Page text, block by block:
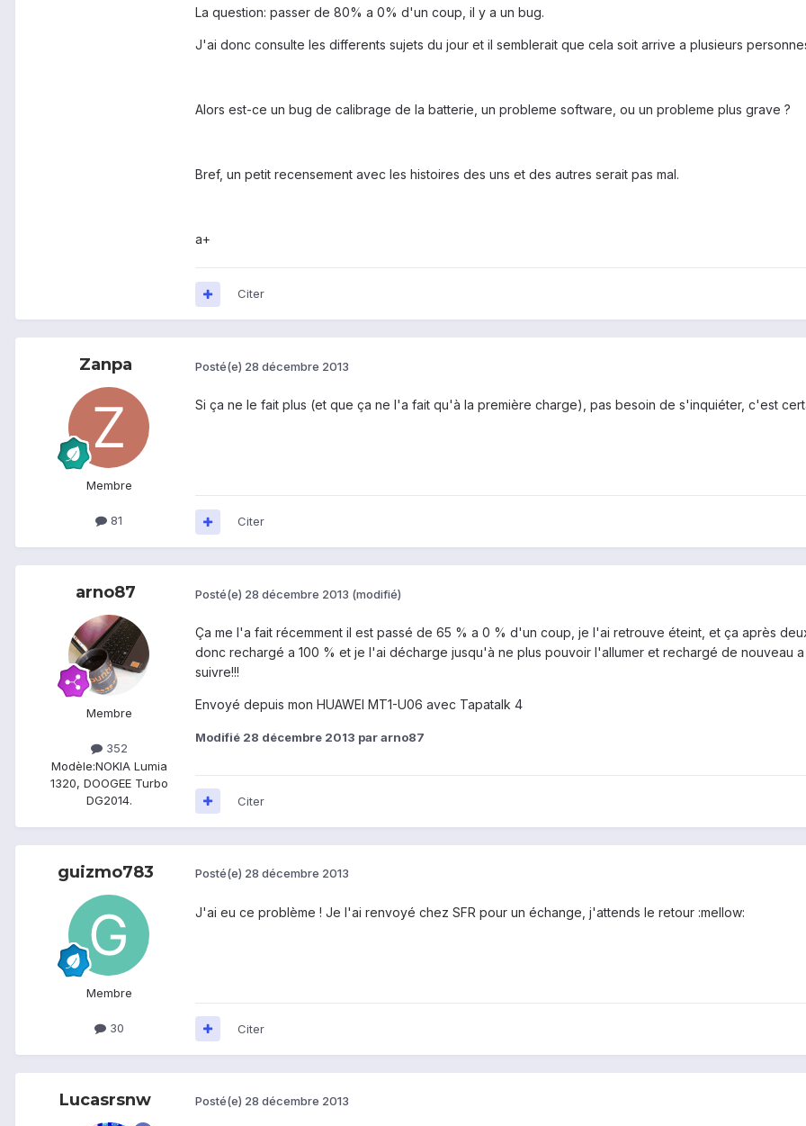
La question: passer de 80% a 0% d'un coup, il y a un bug.
J'ai donc consulte les differents sujets du jour et il semblerait que cela soit arrive a plusieurs
Alors est-ce un bug de calibrage de la batterie, un probleme software, ou un probleme plus grave ?
Bref, un petit recensement avec les histoires des uns et des autres serait pas mal.
a+
Citer
Zanpa
Membre
81
Posté(e) 28 décembre 2013
Si ça ne le fait plus (et que ça ne l'a fait qu'à la première charge), pas besoin de s'inquiéter, c'est
Citer
arno87
Membre
352
Modèle:NOKIA Lumia
1320, DOOGEE Turbo
DG2014.
Posté(e) 28 décembre 2013 (modifié)
Ça me l'a fait récemment il est passé de 65 % a 0 % d'un coup, je l'ai retrouve éteint, et ça après
donc rechargé a 100 % et je l'ai décharge jusqu'à ne plus pouvoir l'allumer et rechargé de nouveau
suivre!!!
Envoyé depuis mon HUAWEI MT1-U06 avec Tapatalk 4
Modifié 28 décembre 2013 par arno87
Citer
guizmo783
Membre
30
Posté(e) 28 décembre 2013
J'ai eu ce problème ! Je l'ai renvoyé chez SFR pour un échange, j'attends le retour :mellow:
Citer
Lucasrsnw Posté(e) 28 décembre 2013